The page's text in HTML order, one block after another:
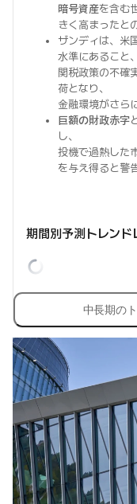
暗号資産を含む
きく高まったと
ザンディは、米
水準にあること、
関税政策の不確
荷となり、
金融環境がさら
巨額の財政赤字
し、
投機で過熱した
を与え得ると警
期間別予測トレンド
中長期の